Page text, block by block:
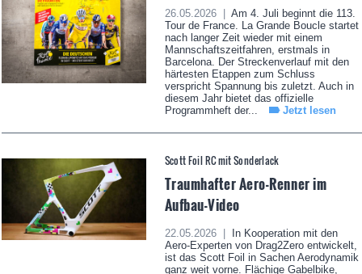
26.05.2026 |
Am 4. Juli beginnt die 113.
Tour de France. La Grande Boucle startet
nach langer Zeit wieder mit einem
Mannschaftszeitfahren, erstmals in
Barcelona. Der Streckenverlauf mit den
härtesten Etappen zum Schluss
verspricht Spannung bis zuletzt. Auch in
diesem Jahr bietet das offizielle
Programmheft der...
Jetzt lesen
Scott Foil RC mit Sonderlack
Traumhafter Aero-Renner im
Aufbau-Video
22.05.2026 |
In Kooperation mit den
Aero-Experten von Drag2Zero entwickelt,
ist das Scott Foil in Sachen Aerodynamik
ganz weit vorne. Flächige Gabelbike,